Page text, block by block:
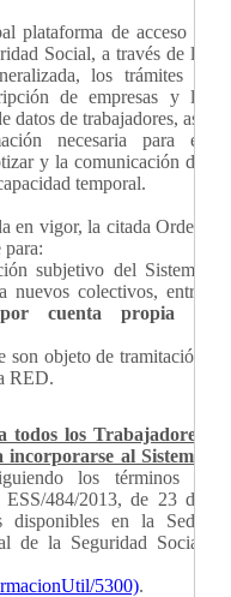
plataforma de acceso a
Social, a través de la
los trámites y
de empresas y la
de trabajadores, así
necesaria para el
y la comunicación de
temporal.
en vigor, la citada Orden
para:
subjetivo del Sistema
colectivos, entre
cuenta propia o
son objeto de tramitación
RED.
todos los Trabajadores
al Sistema
los términos y
484/2013, de 23 de
en la Sede
de la Seguridad Social
5300).